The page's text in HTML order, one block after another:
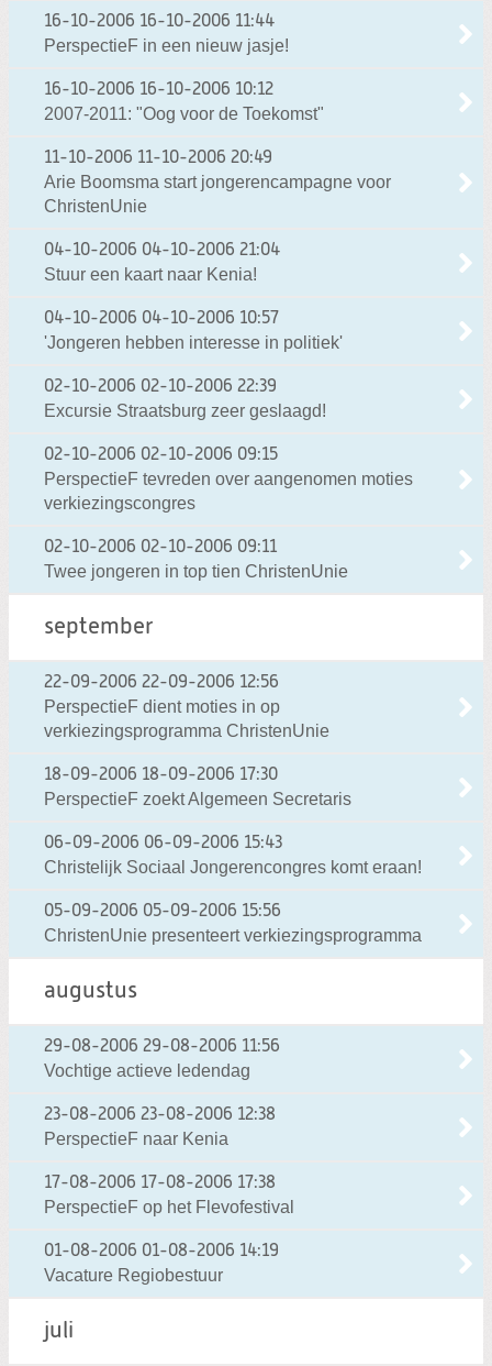
16-10-2006 16-10-2006 11:44
PerspectieF in een nieuw jasje!
16-10-2006 16-10-2006 10:12
2007-2011: "Oog voor de Toekomst"
11-10-2006 11-10-2006 20:49
Arie Boomsma start jongerencampagne voor
ChristenUnie
04-10-2006 04-10-2006 21:04
Stuur een kaart naar Kenia!
04-10-2006 04-10-2006 10:57
'Jongeren hebben interesse in politiek'
02-10-2006 02-10-2006 22:39
Excursie Straatsburg zeer geslaagd!
02-10-2006 02-10-2006 09:15
PerspectieF tevreden over aangenomen moties
verkiezingscongres
02-10-2006 02-10-2006 09:11
Twee jongeren in top tien ChristenUnie
september
22-09-2006 22-09-2006 12:56
PerspectieF dient moties in op
verkiezingsprogramma ChristenUnie
18-09-2006 18-09-2006 17:30
PerspectieF zoekt Algemeen Secretaris
06-09-2006 06-09-2006 15:43
Christelijk Sociaal Jongerencongres komt eraan!
05-09-2006 05-09-2006 15:56
ChristenUnie presenteert verkiezingsprogramma
augustus
29-08-2006 29-08-2006 11:56
Vochtige actieve ledendag
23-08-2006 23-08-2006 12:38
PerspectieF naar Kenia
17-08-2006 17-08-2006 17:38
PerspectieF op het Flevofestival
01-08-2006 01-08-2006 14:19
Vacature Regiobestuur
juli